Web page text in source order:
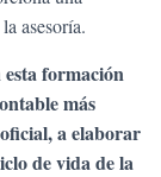
asesoría.
formación
más
a elaborar
de vida de la